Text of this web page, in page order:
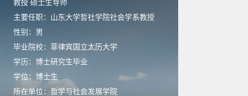
教授 硕士生导师
主要任职：山东大学哲社学院社会学系教授
性别：男
毕业院校：菲律宾国立太历大学
学历：博士研究生毕业
学位：博士生
所在单位：哲学与社会发展学院